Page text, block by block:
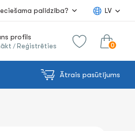
palīdzība? LV
profils
/ Reģistrēties 0
Ātrais pasūtījums